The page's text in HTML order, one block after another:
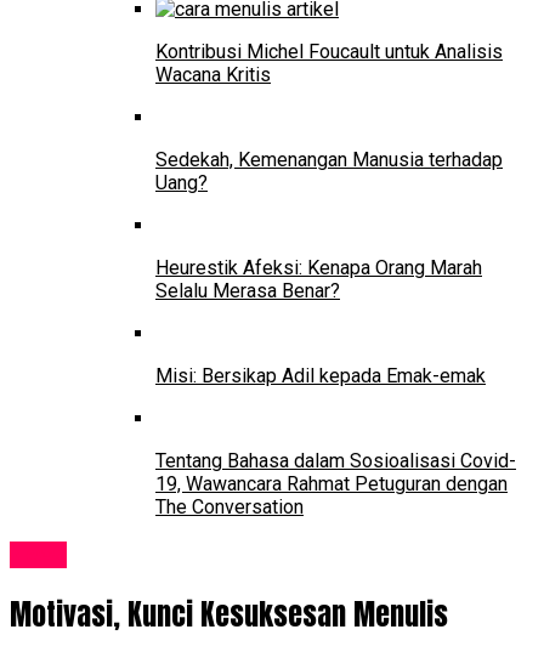
Kontribusi Michel Foucault untuk Analisis
Wacana Kritis
Sedekah, Kemenangan Manusia terhadap
Uang?
Heurestik Afeksi: Kenapa Orang Marah
Selalu Merasa Benar?
Misi: Bersikap Adil kepada Emak-emak
Tentang Bahasa dalam Sosioalisasi Covid-
19, Wawancara Rahmat Petuguran dengan
The Conversation
Motivasi, Kunci Kesuksesan Menulis